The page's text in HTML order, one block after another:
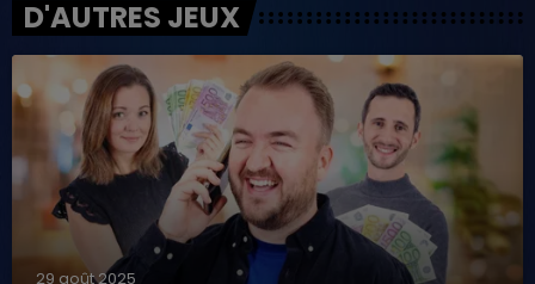
D'AUTRES JEUX
29 août 2025